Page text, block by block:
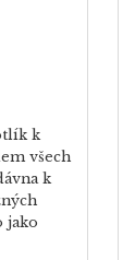
k
všech
k
jako